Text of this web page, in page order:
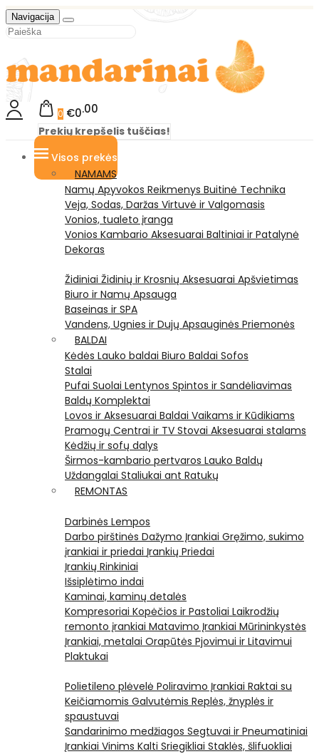
Navigacija
0 €0 00
Prekių krepšelis tuščias!
Visos prekės
NAMAMS
Namų Apyvokos Reikmenys Buitinė Technika
Veja, Sodas, Daržas Virtuvė ir Valgomasis
Vonios, tualeto įranga
Vonios Kambario Aksesuarai Baltiniai ir Patalynė
Dekoras
Židiniai Židinių ir Krosnių Aksesuarai Apšvietimas
Biuro ir Namų Apsauga
Baseinas ir SPA
Vandens, Ugnies ir Dujų Apsauginės Priemonės
BALDAI
Kėdės Lauko baldai Biuro Baldai Sofos
Stalai
Pufai Suolai Lentynos Spintos ir Sandėliavimas
Baldų Komplektai
Lovos ir Aksesuarai Baldai Vaikams ir Kūdikiams
Pramogų Centrai ir TV Stovai Aksesuarai stalams
Kėdžių ir sofų dalys
Širmos-kambario pertvaros Lauko Baldų
Uždangalai Staliukai ant Ratukų
REMONTAS
Darbinės Lempos
Darbo pirštinės Dažymo Įrankiai Gręžimo, sukimo
įrankiai ir priedai Įrankių Priedai
Įrankių Rinkiniai
Išsiplėtimo indai
Kaminai, kaminų detalės
Kompresoriai Kopėčios ir Pastoliai Laikrodžių
remonto įrankiai Matavimo Įrankiai Mūrininkystės
Įrankiai, metalai Orapūtės Pjovimui ir Litavimui
Plaktukai
Polietileno plėvelė Poliravimo Įrankiai Raktai su
Keičiamomis Galvutėmis Replės, žnyplės ir
spaustuvai
Sandarinimo medžiagos Segtuvai ir Pneumatiniai
Įrankiai Vinims Kalti Sriegikliai Staklės, šlifuokliai